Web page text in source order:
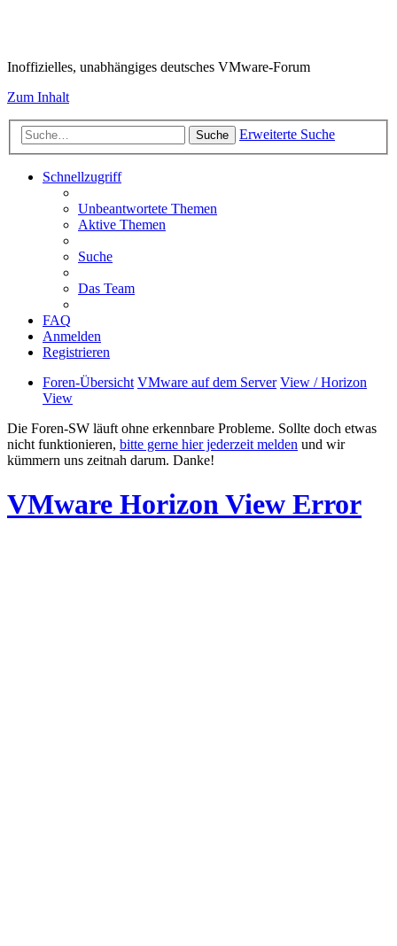
Inoffizielles, unabhängiges deutsches VMware-Forum
Zum Inhalt
Suche Erweiterte Suche
Schnellzugriff
Unbeantwortete Themen
Aktive Themen
Suche
Das Team
FAQ
Anmelden
Registrieren
Foren-Übersicht VMware auf dem Server View / Horizon
View
Die Foren-SW läuft ohne erkennbare Probleme. Sollte doch etwas
nicht funktionieren, bitte gerne hier jederzeit melden und wir
kümmern uns zeitnah darum. Danke!
VMware Horizon View Error